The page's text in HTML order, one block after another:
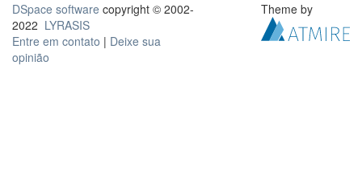
DSpace software copyright © 2002-
2022 LYRASIS
Entre em contato | Deixe sua
opinião
Theme by